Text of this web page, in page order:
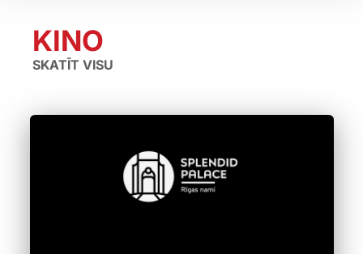
KINO
SKATĪT VISU